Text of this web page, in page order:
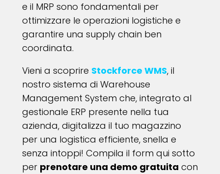
e il MRP sono fondamentali per
ottimizzare le operazioni logistiche e
garantire una supply chain ben
coordinata.
Vieni a scoprire Stockforce WMS, il
nostro sistema di Warehouse
Management System che, integrato al
gestionale ERP presente nella tua
azienda, digitalizza il tuo magazzino
per una logistica efficiente, snella e
senza intoppi! Compila il form qui sotto
per prenotare una demo gratuita con